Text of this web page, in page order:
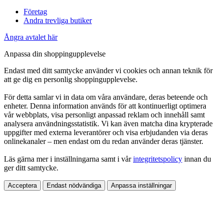
Företag
Andra trevliga butiker
Ångra avtalet här
Anpassa din shoppingupplevelse
Endast med ditt samtycke använder vi cookies och annan teknik för
att ge dig en personlig shoppingupplevelse.
För detta samlar vi in data om våra användare, deras beteende och
enheter. Denna information används för att kontinuerligt optimera
vår webbplats, visa personligt anpassad reklam och innehåll samt
analysera användningsstatistik. Vi kan även matcha dina krypterade
uppgifter med externa leverantörer och visa erbjudanden via deras
onlinekanaler – men endast om du redan använder deras tjänster.
Läs gärna mer i inställningarna samt i vårintegritetspolicy innan du
ger ditt samtycke.
Acceptera Endast nödvändiga Anpassa inställningar